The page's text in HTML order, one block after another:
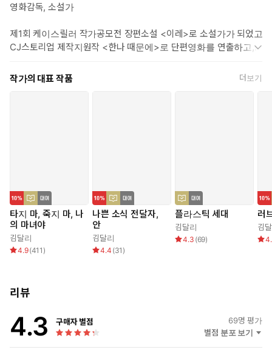
영화감독, 소설가
제1회 케이스릴러 작가공모전 장편소설 <이레>로 소설가가 되었고,
CJ스토리업 제작지원작 <한나 때문에>로 단편영화를 연출하고, 다
2021년 메가박스플러스엠 X 안전가옥 스토리 공모전 ‘빌런’ <우세
작가의 대표 작품 더보기
타지 마, 죽지 마, 나
의 마녀야
김달리
4.9(411 )
나쁜 소식 전달자,
안
김달리
4.4 (31 )
플라스틱 세대
김달리
4.3 (69)
러
김
리뷰
4.3 구매자 별점 69명 평가
별점 분포 보기